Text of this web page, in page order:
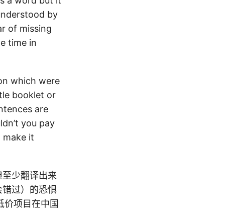
by
of missing
time in
which were
booklet or
are
you pay
make it
少翻译出来
错过）的恐惧
价项目在中国